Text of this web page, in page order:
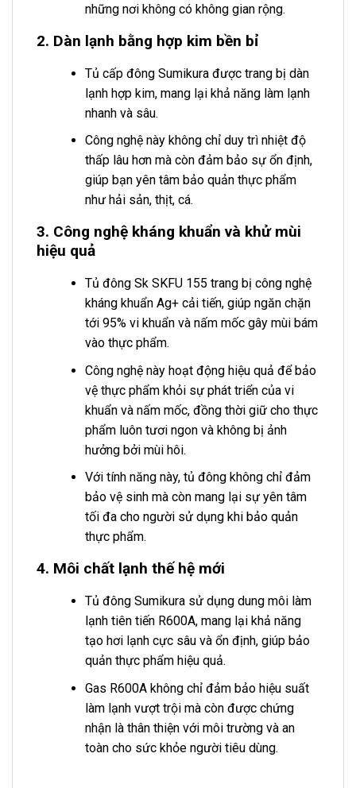
những nơi không có không gian rộng.
2. Dàn lạnh bằng hợp kim bền bỉ
Tủ cấp đông Sumikura được trang bị dàn
lạnh hợp kim, mang lại khả năng làm lạnh
nhanh và sâu.
Công nghệ này không chỉ duy trì nhiệt độ
thấp lâu hơn mà còn đảm bảo sự ổn định,
giúp bạn yên tâm bảo quản thực phẩm
như hải sản, thịt, cá.
3. Công nghệ kháng khuẩn và khử mùi
hiệu quả
Tủ đông Sk SKFU 155 trang bị công nghệ
kháng khuẩn Ag+ cải tiến, giúp ngăn chặn
tới 95% vi khuẩn và nấm mốc gây mùi bám
vào thực phẩm.
Công nghệ này hoạt động hiệu quả để bảo
vệ thực phẩm khỏi sự phát triển của vi
khuẩn và nấm mốc, đồng thời giữ cho thực
phẩm luôn tươi ngon và không bị ảnh
hưởng bởi mùi hôi.
Với tính năng này, tủ đông không chỉ đảm
bảo vệ sinh mà còn mang lại sự yên tâm
tối đa cho người sử dụng khi bảo quản
thực phẩm.
4. Môi chất lạnh thế hệ mới
Tủ đông Sumikura sử dụng dung môi làm
lạnh tiên tiến R600A, mang lại khả năng
tạo hơi lạnh cực sâu và ổn định, giúp bảo
quản thực phẩm hiệu quả.
Gas R600A không chỉ đảm bảo hiệu suất
làm lạnh vượt trội mà còn được chứng
nhận là thân thiện với môi trường và an
toàn cho sức khỏe người tiêu dùng.